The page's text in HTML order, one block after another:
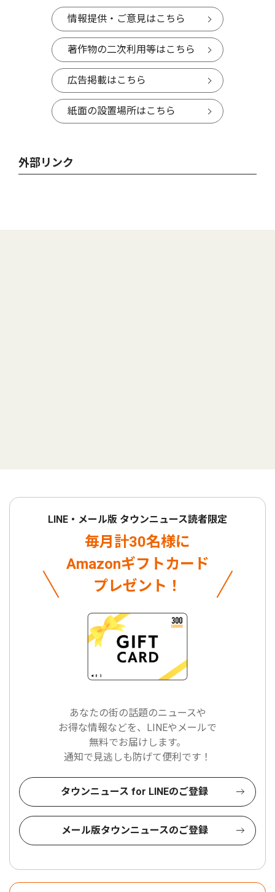
情報提供・ご意見はこちら
著作物の二次利用等はこちら
広告掲載はこちら
紙面の設置場所はこちら
外部リンク
LINE・メール版 タウンニュース読者限定
毎月計30名様に
Amazonギフトカード
プレゼント！
あなたの街の話題のニュースや
お得な情報などを、LINEやメールで
無料でお届けします。
通知で見逃しも防げて便利です！
タウンニュース for LINEのご登録
メール版タウンニュースのご登録